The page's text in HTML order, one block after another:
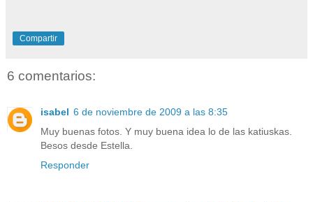
Compartir
6 comentarios:
isabel 6 de noviembre de 2009 a las 8:35
Muy buenas fotos. Y muy buena idea lo de las katiuskas.
Besos desde Estella.
Responder